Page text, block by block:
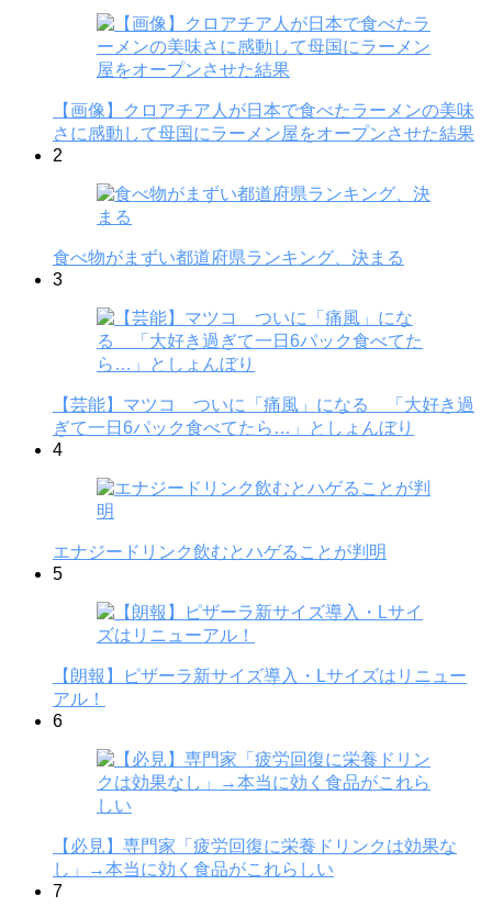
【画像】クロアチア人が日本で食べたラーメンの美味
さに感動して母国にラーメン屋をオープンさせた結果
2
食べ物がまずい都道府県ランキング、決まる
3
【芸能】マツコ ついに「痛風」になる 「大好き過
ぎて一日6パック食べてたら…」としょんぼり
4
エナジードリンク飲むとハゲることが判明
5
【朗報】ピザーラ新サイズ導入・Lサイズはリニュー
アル！
6
【必見】専門家「疲労回復に栄養ドリンクは効果な
し」→本当に効く食品がこれらしい
7